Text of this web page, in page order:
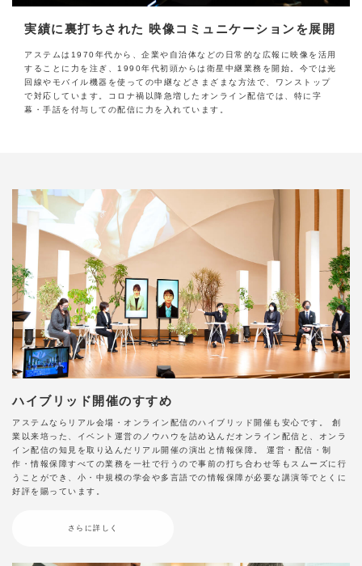
実績に裏打ちされた 映像コミュニケーションを展開
アステムは1970年代から、企業や自治体などの日常的な広報に映像を活用
することに力を注ぎ、1990年代初頭からは衛星中継業務を開始。今では光
回線やモバイル機器を使っての中継などさまざまな方法で、ワンストップ
で対応しています。コロナ禍以降急増したオンライン配信では、特に字
幕・手話を付与しての配信に力を入れています。
ハイブリッド開催のすすめ
アステムならリアル会場・オンライン配信のハイブリッド開催も安心です。 創
業以来培った、イベント運営のノウハウを詰め込んだオンライン配信と、オンラ
イン配信の知見を取り込んだリアル開催の演出と情報保障。 運営・配信・制
作・情報保障すべての業務を一社で行うので事前の打ち合わせ等もスムーズに行
うことができ、小・中規模の学会や多言語での情報保障が必要な講演等でとくに
好評を賜っています。
さらに詳しく